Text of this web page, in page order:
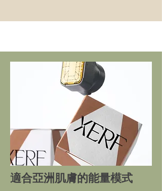
適合亞洲肌膚的能量模式